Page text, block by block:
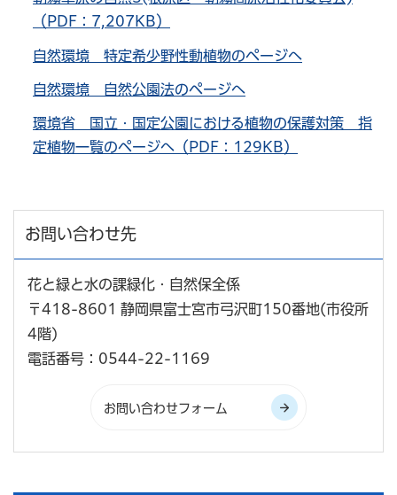
（PDF：7,207KB）
自然環境 特定希少野性動植物のページへ
自然環境 自然公園法のページへ
環境省 国立・国定公園における植物の保護対策 指
定植物一覧のページへ（PDF：129KB）
お問い合わせ先
花と緑と水の課緑化・自然保全係
〒418-8601 静岡県富士宮市弓沢町150番地(市役所
4階)
電話番号：0544-22-1169